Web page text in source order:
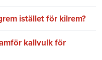
istället för kilrem?
kallvulk för